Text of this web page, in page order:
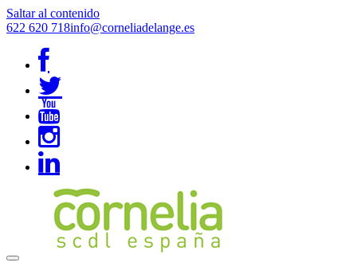
Saltar al contenido
622 620 718info@corneliadelange.es